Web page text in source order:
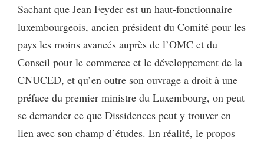
Sachant que Jean Feyder est un haut-fonctionnaire
luxembourgeois, ancien président du Comité pour les
pays les moins avancés auprès de l’OMC et du
Conseil pour le commerce et le développement de la
CNUCED, et qu’en outre son ouvrage a droit à une
préface du premier ministre du Luxembourg, on peut
se demander ce que Dissidences peut y trouver en
lien avec son champ d’études. En réalité, le propos